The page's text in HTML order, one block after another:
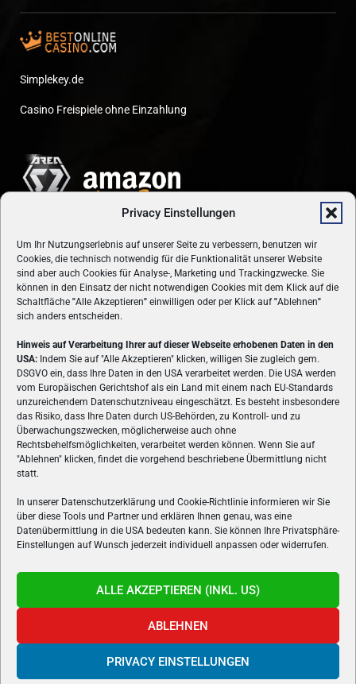
Privacy Einstellungen
Um Ihr Nutzungserlebnis auf unserer Seite zu verbessern, benutzen wir
Cookies, die technisch notwendig für die Funktionalität unserer Website
sind aber auch Cookies für Analyse-, Marketing und Trackingzwecke. Sie
können in den Einsatz der nicht notwendigen Cookies mit dem Klick auf die
Schaltfläche "Alle Akzeptieren" einwilligen oder per Klick auf"Ablehnen"
sich anders entscheiden.
Hinweis auf Verarbeitung Ihrer auf dieser Webseite erhobenen Daten in den
USA: Indem Sie auf "Alle Akzeptieren" klicken, willigen Sie zugleich gem.
DSGVO ein, dass Ihre Daten in den USA verarbeitet werden. Die USA werden
vom Europäischen Gerichtshof als ein Land mit einem nach EU-Standards
unzureichendem Datenschutzniveau eingeschätzt. Es besteht insbesondere
das Risiko, dass Ihre Daten durch US-Behörden, zu Kontroll- und zu
Überwachungszwecken, möglicherweise auch ohne
Rechtsbehelfsmöglichkeiten, verarbeitet werden können. Wenn Sie auf
"Ablehnen" klicken, findet die vorgehend beschriebene Übermittlung nicht
statt.
In unserer Datenschutzerklärung und Cookie-Richtlinie informieren wir Sie
über diese Tools und Partner und erklären Ihnen genau, was eine
Datenübermittlung in die USA bedeuten kann. Sie können Ihre Privatsphäre-
Einstellungen auf Wunsch jederzeit individuell anpassen oder widerrufen.
ALLE AKZEPTIEREN (INKL. US)
ABLEHNEN
PRIVACY EINSTELLUNGEN
Simplekey.de
Casino Freispiele ohne Einzahlung
ÜBER UNS
VON GAMERN, FÜR GAMER! Gamers.at ist das älteste Online-
Spielemagazin Österreichs und bringt täglich aktuelle News,
Reviews und Videos zu PC- und Konsolenspielen, Gaming-
Hardware und aus der Welt des e-Sport's.
FOLGE UNS